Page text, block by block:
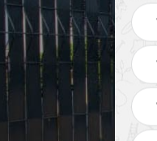
Installation de clôture
37